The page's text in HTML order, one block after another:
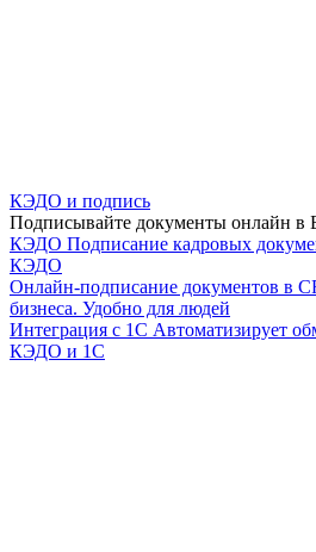
КЭДО и подпись
Подписывайте документы онлайн в
КЭДО Подписание кадровых
КЭДО
Онлайн-подписание документов в
бизнеса. Удобно для людей
Интеграция с 1С Автоматизирует
КЭДО и 1С